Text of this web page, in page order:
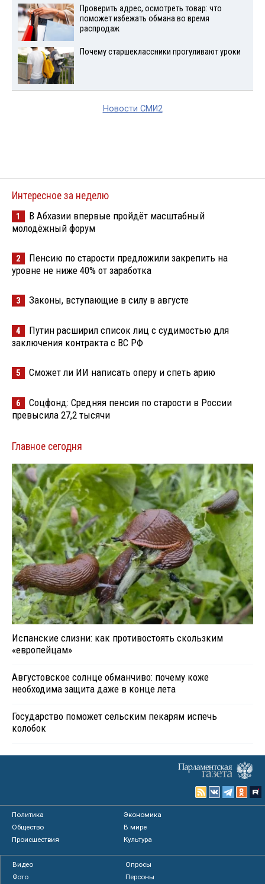
Проверить адрес, осмотреть товар: что
поможет избежать обмана во время
распродаж
Почему старшеклассники прогуливают уроки
Новости СМИ2
Интересное за неделю
1
В Абхазии впервые пройдёт масштабный
молодёжный форум
2
Пенсию по старости предложили закрепить на
уровне не ниже 40% от заработка
3 Законы, вступающие в силу в августе
4
Путин расширил список лиц с судимостью для
заключения контракта с ВС РФ
5 Сможет ли ИИ написать оперу и спеть арию
6
Соцфонд: Средняя пенсия по старости в России
превысила 27,2 тысячи
Главное сегодня
Испанские слизни: как противостоять скользким
«европейцам»
Августовское солнце обманчиво: почему коже
необходима защита даже в конце лета
Государство поможет сельским пекарям испечь
колобок
Политика
Экономика
Общество
В мире
Происшествия
Культура
Видео
Опросы
Фото
Персоны